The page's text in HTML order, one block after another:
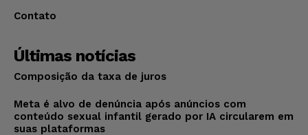
Contato
Últimas notícias
Composição da taxa de juros
Meta é alvo de denúncia após anúncios com
conteúdo sexual infantil gerado por IA circularem em
suas plataformas